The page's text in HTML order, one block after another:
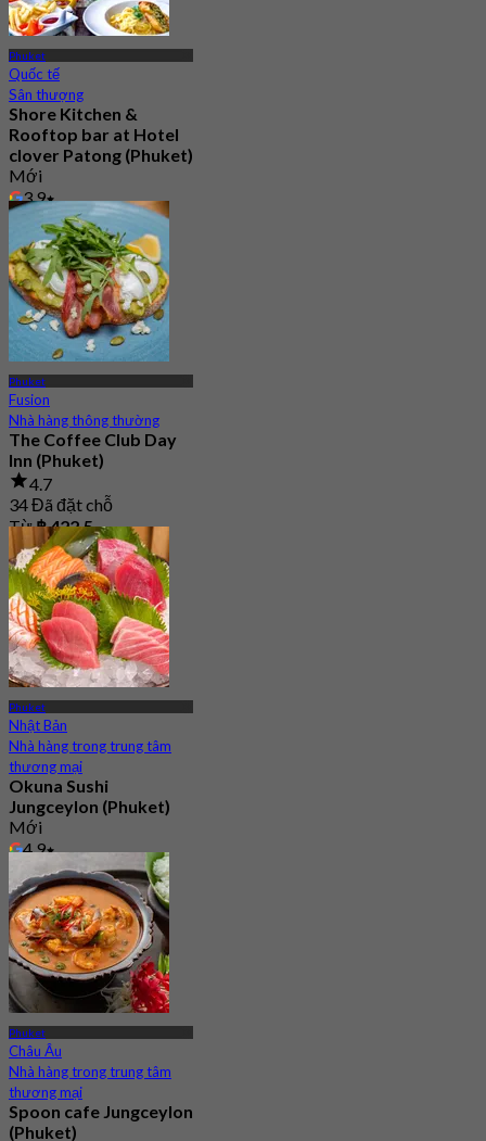
Phuket
Quốc tế
Sân thượng
Shore Kitchen &
Rooftop bar at Hotel
clover Patong (Phuket)
Mới
3.9
Từ
฿ 495
Phuket
Fusion
Nhà hàng thông thường
The Coffee Club Day
Inn (Phuket)
4.7
34 Đã đặt chỗ
Từ฿ 422.5
Phuket
Nhật Bản
Nhà hàng trong trung tâm
thương mại
Okuna Sushi
Jungceylon (Phuket)
Mới
4.9
฿ 616.66
Phuket
Châu Âu
Nhà hàng trong trung tâm
thương mại
Spoon cafe Jungceylon
(Phuket)